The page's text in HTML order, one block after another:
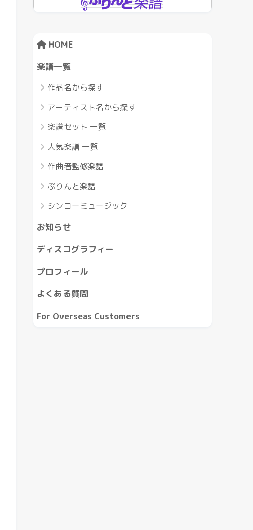
HOME
楽譜一覧
作品名から探す
アーティスト名から探す
楽譜セット 一覧
人気楽譜 一覧
作曲者監修楽譜
ぷりんと楽譜
シンコーミュージック
お知らせ
ディスコグラフィー
プロフィール
よくある質問
For Overseas Customers